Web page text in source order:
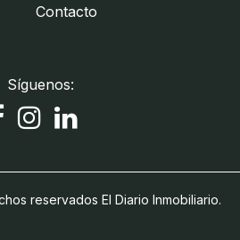
Contacto
Síguenos:
reservados El Diario Inmobiliario.